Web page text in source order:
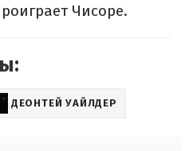
Чисоре.
ДЕОНТЕЙ УАЙЛДЕР